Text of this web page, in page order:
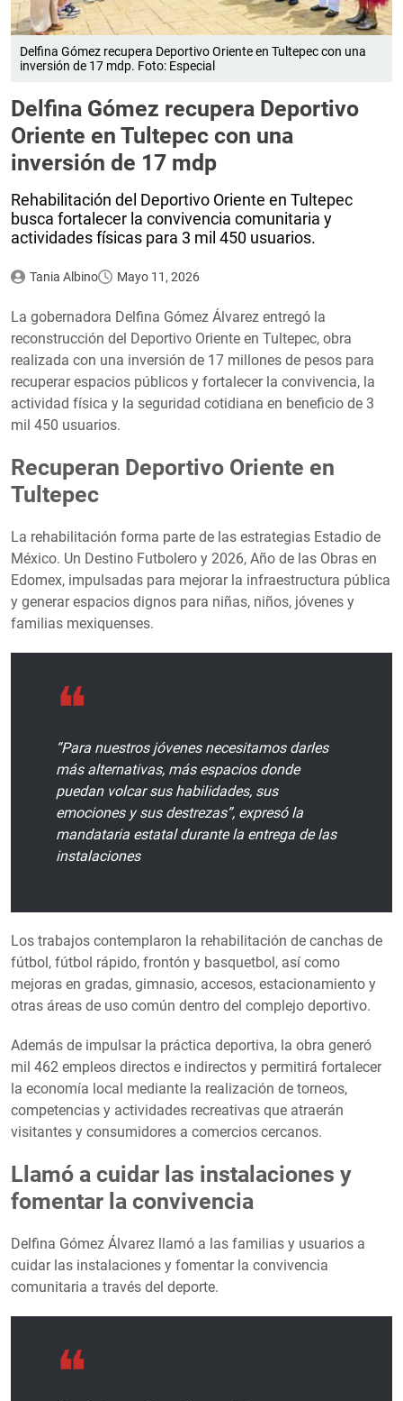
Delfina Gómez recupera Deportivo Oriente en Tultepec con una
inversión de 17 mdp. Foto: Especial
Delfina Gómez recupera Deportivo
Oriente en Tultepec con una
inversión de 17 mdp
Rehabilitación del Deportivo Oriente en Tultepec
busca fortalecer la convivencia comunitaria y
actividades físicas para 3 mil 450 usuarios.
Tania Albino Mayo 11, 2026
La gobernadora Delfina Gómez Álvarez entregó la
reconstrucción del Deportivo Oriente en Tultepec, obra
realizada con una inversión de 17 millones de pesos para
recuperar espacios públicos y fortalecer la convivencia, la
actividad física y la seguridad cotidiana en beneficio de 3
mil 450 usuarios.
Recuperan Deportivo Oriente en
Tultepec
La rehabilitación forma parte de las estrategias Estadio de
México. Un Destino Futbolero y 2026, Año de las Obras en
Edomex, impulsadas para mejorar la infraestructura pública
y generar espacios dignos para niñas, niños, jóvenes y
familias mexiquenses.
“Para nuestros jóvenes necesitamos darles
más alternativas, más espacios donde
puedan volcar sus habilidades, sus
emociones y sus destrezas”, expresó la
mandataria estatal durante la entrega de las
instalaciones
Los trabajos contemplaron la rehabilitación de canchas de
fútbol, fútbol rápido, frontón y basquetbol, así como
mejoras en gradas, gimnasio, accesos, estacionamiento y
otras áreas de uso común dentro del complejo deportivo.
Además de impulsar la práctica deportiva, la obra generó
mil 462 empleos directos e indirectos y permitirá fortalecer
la economía local mediante la realización de torneos,
competencias y actividades recreativas que atraerán
visitantes y consumidores a comercios cercanos.
Llamó a cuidar las instalaciones y
fomentar la convivencia
Delfina Gómez Álvarez llamó a las familias y usuarios a
cuidar las instalaciones y fomentar la convivencia
comunitaria a través del deporte.